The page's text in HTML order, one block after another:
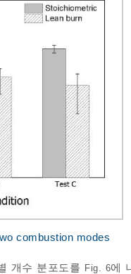
combustion modes
개수 분포도를 Fig. 6에